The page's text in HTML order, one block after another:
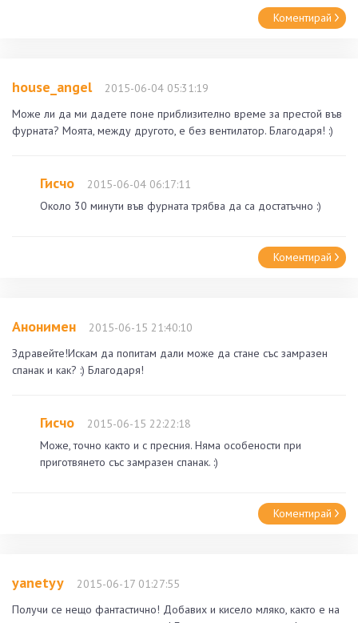
Коментирай
house_angel
2015-06-04 05:31:19
Може ли да ми дадете поне приблизително време за престой във
фурната? Моята, между другото, е без вентилатор. Благодаря! :)
Гисчо
2015-06-04 06:17:11
Около 30 минути във фурната трябва да са достатъчно :)
Коментирай
Анонимен
2015-06-15 21:40:10
Здравейте!Искам да попитам дали може да стане със замразен
спанак и как? :) Благодаря!
Гисчо
2015-06-15 22:22:18
Може, точно както и с пресния. Няма особености при
приготвянето със замразен спанак. :)
Коментирай
yanetyy
2015-06-17 01:27:55
Получи се нещо фантастично! Добавих и кисело мляко, както е на